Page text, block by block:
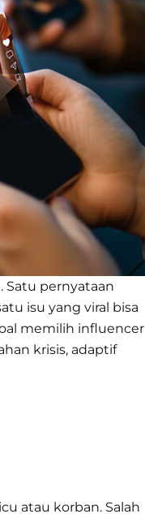
Satu pernyataan
isu yang viral bisa
memilih influencer
krisis, adaptif
atau korban. Salah